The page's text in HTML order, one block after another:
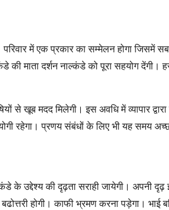
में एक प्रकार का सम्मेलन होगा जिसमें
की माता दर्शन नाल्कंडे को पूरा सहयोग
से खूब मदद मिलेगी। इस अवधि में व्यापार
प्रणय संबंधों के लिए भी यह समय
उद्देश्य की दृढ़ता सराही जायेगी। अपनी दृढ़
होगी। काफी भ्रमण करना पड़ेगा। भाई